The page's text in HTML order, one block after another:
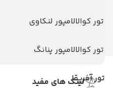
تور کوالالامپور لنکاوی
تور کوالالامپور پنانگ
تور آفریقالینک های مفید